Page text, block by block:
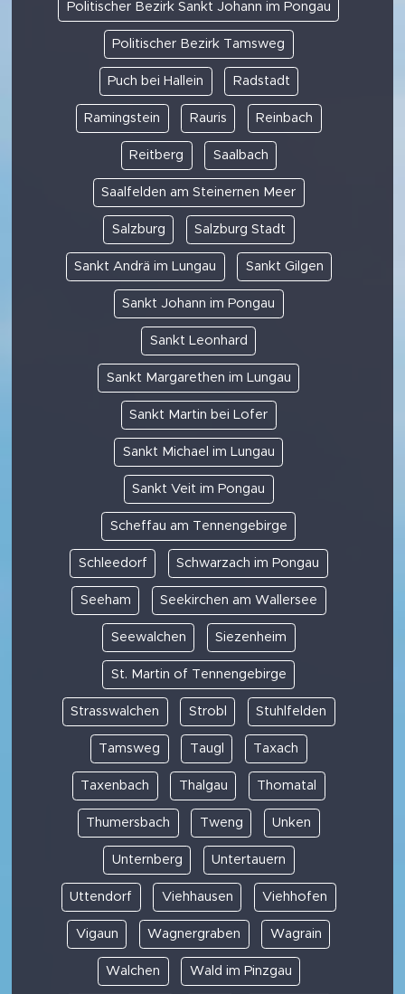
Politischer Bezirk Sankt Johann im Pongau
Politischer Bezirk Tamsweg
Puch bei Hallein Radstadt
Ramingstein Rauris Reinbach
Reitberg Saalbach
Saalfelden am Steinernen Meer
Salzburg Salzburg Stadt
Sankt Andrä im Lungau Sankt Gilgen
Sankt Johann im Pongau
Sankt Leonhard
Sankt Margarethen im Lungau
Sankt Martin bei Lofer
Sankt Michael im Lungau
Sankt Veit im Pongau
Scheffau am Tennengebirge
Schleedorf Schwarzach im Pongau
Seeham Seekirchen am Wallersee
Seewalchen Siezenheim
St. Martin of Tennengebirge
Strasswalchen Strobl Stuhlfelden
Tamsweg Taugl Taxach
Taxenbach Thalgau Thomatal
Thumersbach Tweng Unken
Unternberg Untertauern
Uttendorf Viehhausen Viehhofen
Vigaun Wagnergraben Wagrain
Walchen Wald im Pinzgau